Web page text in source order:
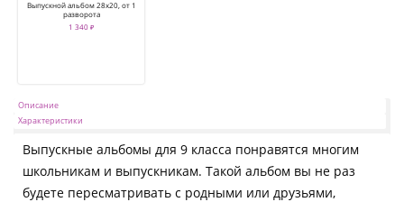
Выпускной альбом 28х20, от 1
разворота
1 340 ₽
Описание
Характеристики
Выпускные альбомы для 9 класса понравятся многим
школьникам и выпускникам. Такой альбом вы не раз
будете пересматривать с родными или друзьями,